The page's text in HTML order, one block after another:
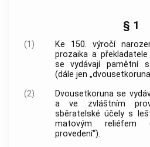
§ 1
(1)
Ke 150. výročí
prozaika a
se vydávají pamětní
(dále jen
(2)
Dvousetkoruna se
a ve zvláštním
sběratelské účely s
matovým reliéfem
provedení“).